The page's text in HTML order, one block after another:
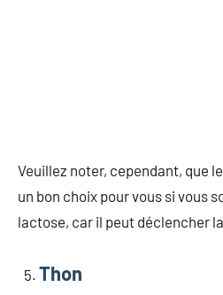
Veuillez noter, cependant, que
un bon choix pour vous si vous
lactose, car il peut déclencher
Thon